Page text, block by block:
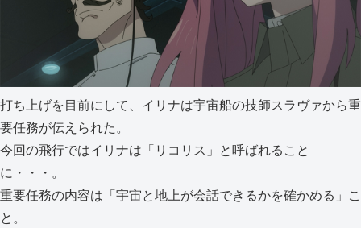
打ち上げを目前にして、イリナは宇宙船の技師スラヴァから重
要任務が伝えられた。
今回の飛行ではイリナは「リコリス」と呼ばれること
に・・・。
重要任務の内容は「宇宙と地上が会話できるかを確かめる」こ
と。